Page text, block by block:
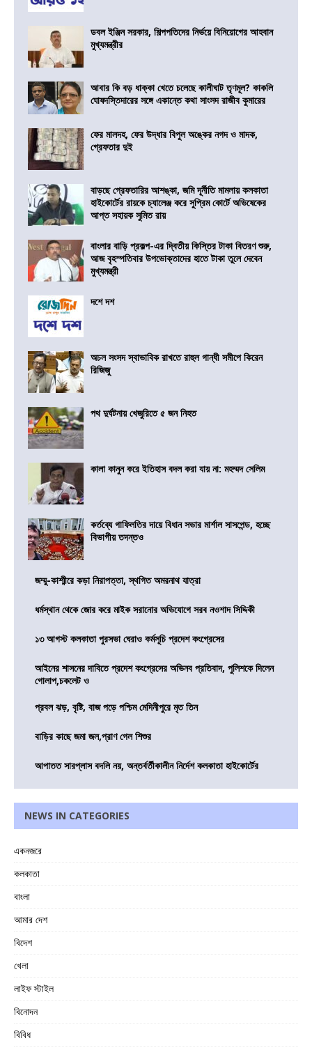
ডবল ইঞ্জিন সরকার, শিল্পপতিদের নির্ভয়ে বিনিয়োগের আহবান
মুখ্যমন্ত্রীর
আবার কি বড় ধাক্কা খেতে চলেছে কালীঘাট তৃণমূল? কাকলি
ঘোষদস্তিদারের সঙ্গে একান্তে কথা সাংসদ রাজীব কুমারের
ফের মালদহ, ফের উদ্ধার বিপুল অঙ্কের নগদ ও মাদক,
গ্রেফতার দুই
বাড়ছে গ্রেফতারির আশঙ্কা, জমি দূর্নীতি মামলায় কলকাতা
হাইকোর্টের রায়কে চ্যালেঞ্জ করে সুপ্রিম কোর্টে অভিষেকের
আপ্ত সহায়ক সুমিত রায়
বাংলার বাড়ি প্রকল্প-এর দ্বিতীয় কিস্তির টাকা বিতরণ শুরু,
আজ বৃহস্পতিবার উপভোক্তাদের হাতে টাকা তুলে দেবেন
মুখ্যমন্ত্রী
দশে দশ
অচল সংসদ স্বাভাবিক রাখতে রাহুল গান্ধী সমীপে কিরেন
রিজিজু
পথ দুর্ঘটনায় খেজুরিতে ৫ জন নিহত
কালা কানুন করে ইতিহাস বদল করা যায় না: মহম্মদ সেলিম
কর্তব্যে গাফিলতির দায়ে বিধান সভার মার্শাল সাসপেন্ড, হচ্ছে
বিভাগীয় তদন্তও
জম্মু-কাশ্মীরে কড়া নিরাপত্তা, স্থগিত অমরনাথ যাত্রা
ধর্মস্থান থেকে জোর করে মাইক সরানোর অভিযোগে সরব নওশাদ সিদ্দিকী
১৩ আগস্ট কলকাতা পুরসভা ঘেরাও কর্মসূচি প্রদেশ কংগ্রেসের
আইনের শাসনের দাবিতে প্রদেশ কংগ্রেসের অভিনব প্রতিবাদ, পুলিশকে দিলেন
গোলাপ,চকলেট ও
প্রবল ঝড়, বৃষ্টি, বাজ পড়ে পশ্চিম মেদিনীপুরে মৃত তিন
বাড়ির কাছে জমা জল,প্রাণ গেল শিশুর
আপাতত সারপ্লাস বদলি নয়, অন্তর্বর্তীকালীন নির্দেশ কলকাতা হাইকোর্টের
NEWS IN CATEGORIES
একনজরে
কলকাতা
বাংলা
আমার দেশ
বিদেশ
খেলা
লাইফ স্টাইল
বিনোদন
বিবিধ